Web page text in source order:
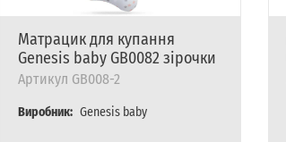
Матрацик для купання
Genesis baby GB0082 зірочки
Артикул GB008-2
Виробник: Genesis baby